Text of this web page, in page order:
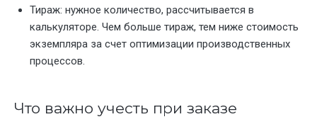
Тираж: нужное количество, рассчитывается в
калькуляторе. Чем больше тираж, тем ниже стоимость
экземпляра за счет оптимизации производственных
процессов.
Что важно учесть при заказе